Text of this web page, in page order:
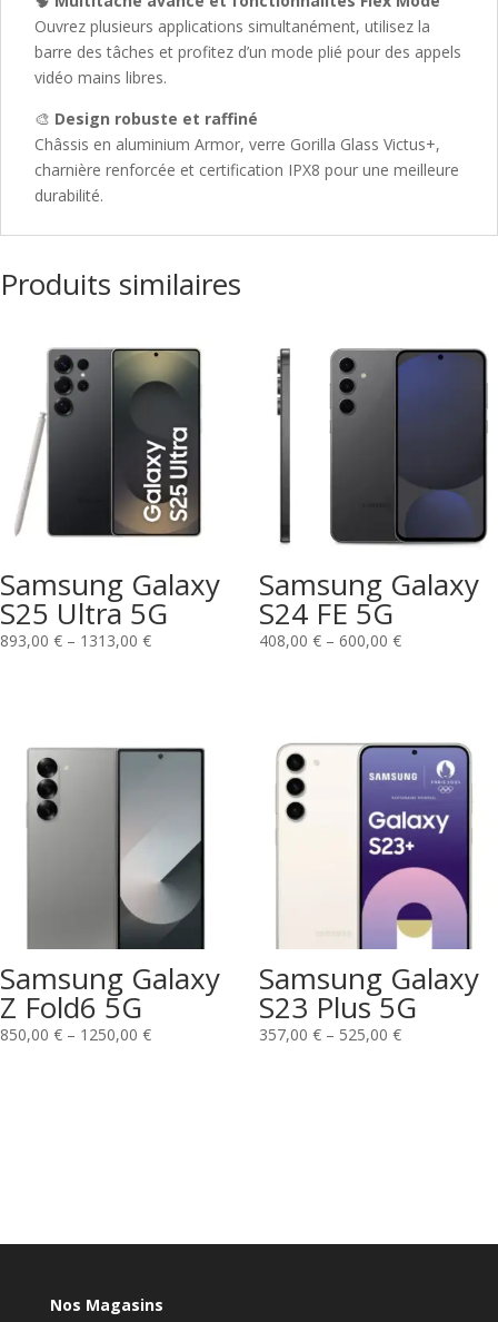
Ouvrez plusieurs applications simultanément, utilisez la
barre des tâches et profitez d’un mode plié pour des appels
vidéo mains libres.
🎨 Design robuste et raffiné
Châssis en aluminium Armor, verre Gorilla Glass Victus+,
charnière renforcée et certification IPX8 pour une meilleure
durabilité.
Produits similaires
Samsung Galaxy
S25 Ultra 5G
893,00 € – 1313,00 €
Samsung Galaxy
S24 FE 5G
408,00 €– 600,00 €
Samsung Galaxy
Z Fold6 5G
850,00 € – 1250,00 €
Samsung Galaxy
S23 Plus 5G
357,00 €– 525,00 €
Nos Magasins